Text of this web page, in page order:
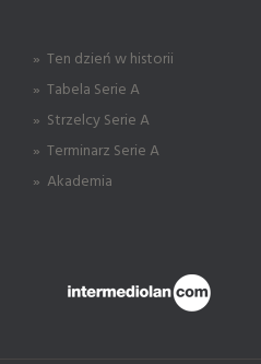
» Ten dzień w historii
» Tabela Serie A
» Strzelcy Serie A
» Terminarz Serie A
» Akademia